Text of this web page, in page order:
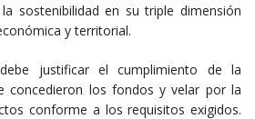
sostenibilidad en su triple dimensión
y territorial.
justificar el cumplimiento de la
concedieron los fondos y velar por la
conforme a los requisitos exigidos.